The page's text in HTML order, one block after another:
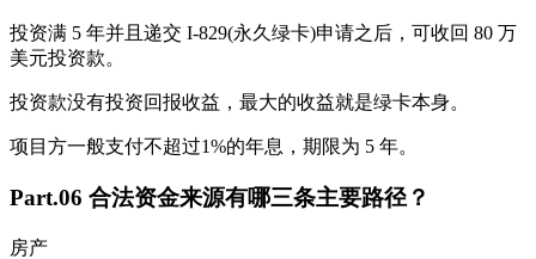
投资满 5 年并且递交 I-829(永久绿卡)申请之后，可收回 80 万
美元投资款。
投资款没有投资回报收益，最大的收益就是绿卡本身。
项目方一般支付不超过1%的年息，期限为 5 年。
Part.06 合法资金来源有哪三条主要路径？
房产